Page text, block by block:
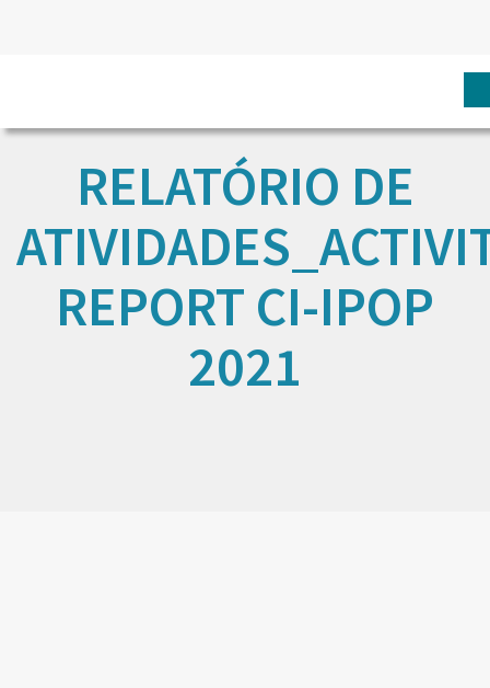
RELATÓRIO DE
REPORT CI-IPOP
2021